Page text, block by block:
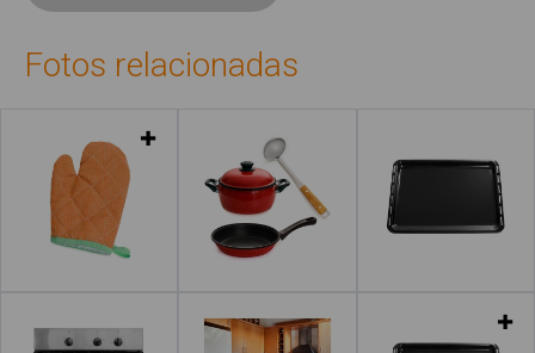
Fotos relacionadas